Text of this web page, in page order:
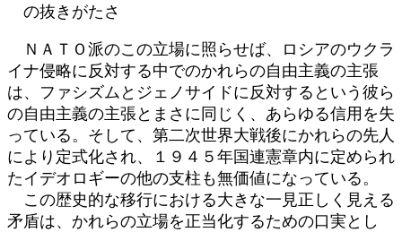
の抜きがたさ
ＮＡＴＯ派のこの立場に照らせば、ロシアのウクラ
イナ侵略に反対する中でのかれらの自由主義の主張
は、ファシズムとジェノサイドに反対するという彼ら
の自由主義の主張とまさに同じく、あらゆる信用を失
っている。そして、第二次世界大戦後にかれらの先人
により定式化され、１９４５年国連憲章内に定められ
たイデオロギーの他の支柱も無価値になっている。
この歴史的な移行における大きな一見正しく見える
矛盾は、かれらの立場を正当化するための口実とし